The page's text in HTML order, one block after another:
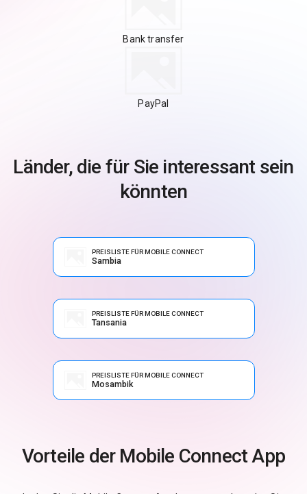
Bank transfer
PayPal
Länder, die für Sie interessant sein
könnten
PREISLISTE FÜR MOBILE CONNECT
Sambia
PREISLISTE FÜR MOBILE CONNECT
Tansania
PREISLISTE FÜR MOBILE CONNECT
Mosambik
Vorteile der Mobile Connect App